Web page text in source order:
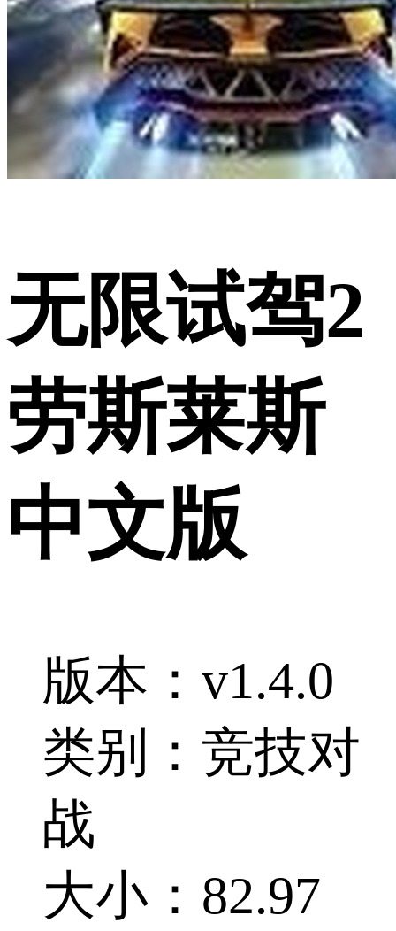
无限试驾2
劳斯莱斯
中文版
版本：v1.4.0
类别：竞技对
战
大小：82.97